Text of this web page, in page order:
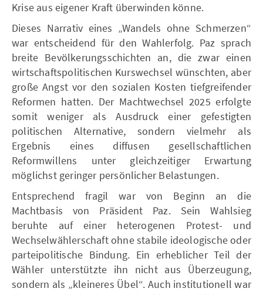
Krise aus eigener Kraft überwinden könne.
Dieses Narrativ eines „Wandels ohne Schmerzen“
war entscheidend für den Wahlerfolg. Paz sprach
breite Bevölkerungsschichten an, die zwar einen
wirtschaftspolitischen Kurswechsel wünschten, aber
große Angst vor den sozialen Kosten tiefgreifender
Reformen hatten. Der Machtwechsel 2025 erfolgte
somit weniger als Ausdruck einer gefestigten
politischen Alternative, sondern vielmehr als
Ergebnis eines diffusen gesellschaftlichen
Reformwillens unter gleichzeitiger Erwartung
möglichst geringer persönlicher Belastungen.
Entsprechend fragil war von Beginn an die
Machtbasis von Präsident Paz. Sein Wahlsieg
beruhte auf einer heterogenen Protest- und
Wechselwählerschaft ohne stabile ideologische oder
parteipolitische Bindung. Ein erheblicher Teil der
Wähler unterstützte ihn nicht aus Überzeugung,
sondern als „kleineres Übel“. Auch institutionell war